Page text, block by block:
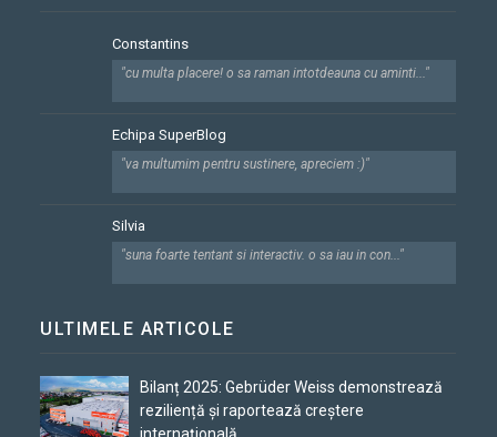
Constantins
"cu multa placere! o sa raman intotdeauna cu aminti..."
Echipa SuperBlog
"va multumim pentru sustinere, apreciem :)"
Silvia
"suna foarte tentant si interactiv. o sa iau in con..."
ULTIMELE ARTICOLE
Bilanț 2025: Gebrüder Weiss demonstrează
reziliență și raportează creștere